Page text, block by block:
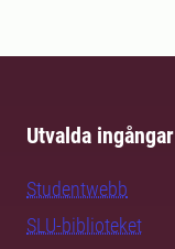
Utvalda ingångar
Studentwebb
SLU-biblioteket